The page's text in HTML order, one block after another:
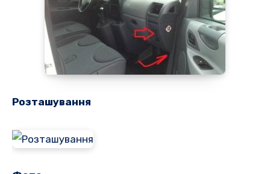
Розташування